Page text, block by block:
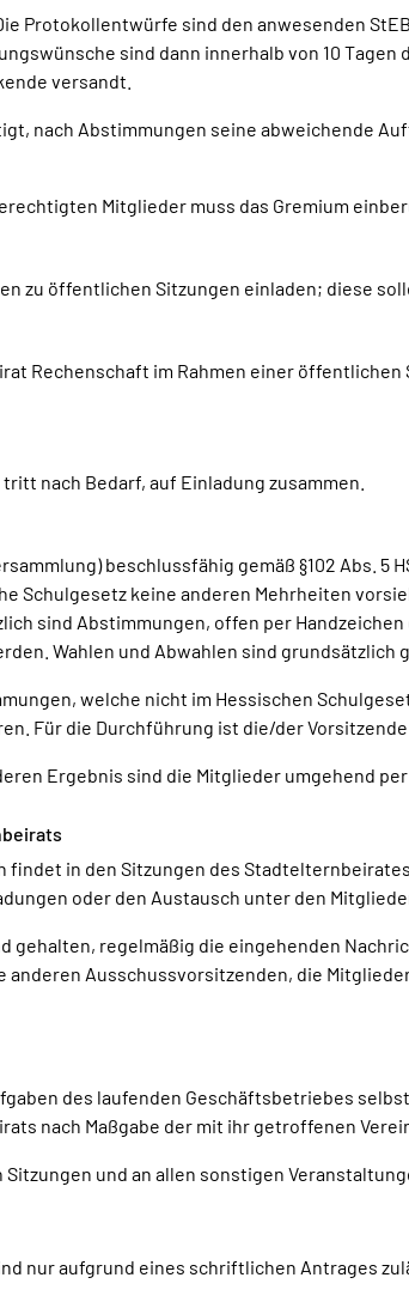
Protokollentwürfe sind den anwesenden
sind dann innerhalb von 10
versandt.
nach Abstimmungen seine abweichende
Mitglieder muss das Gremium
zu öffentlichen Sitzungen einladen; diese
Rechenschaft im Rahmen einer öffentlichen
nach Bedarf, auf Einladung zusammen.
beschlussfähig gemäß §102 Abs.
Schulgesetz keine anderen Mehrheiten
sind Abstimmungen, offen per
Wahlen und Abwahlen sind grundsätzlich
welche nicht im Hessischen
Für die Durchführung ist die/der Vorsitzende
Ergebnis sind die Mitglieder umgehend per
findet in den Sitzungen des
oder den Austausch unter den
gehalten, regelmäßig die eingehenden
Ausschussvorsitzenden, die
des laufenden Geschäftsbetriebes
nach Maßgabe der mit ihr getroffenen
und an allen sonstigen
nur aufgrund eines schriftlichen Antrages